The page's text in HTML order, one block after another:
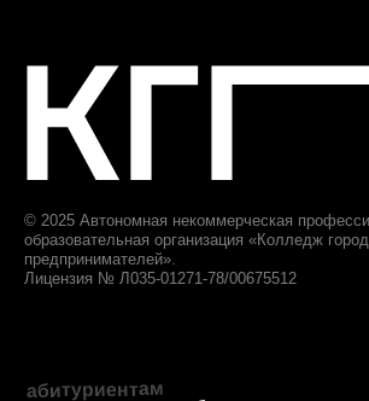
197198, Санкт-Петербург,
Большой пр. П.С., д. 43
ответим за 1 будний день
priem@biscollege.ru